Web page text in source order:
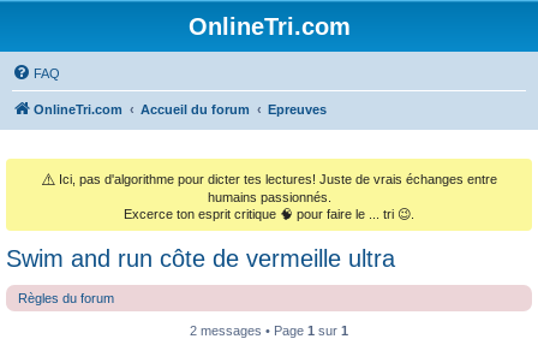
OnlineTri.com
FAQ
OnlineTri.com Accueil du forum Epreuves
⚠️ Ici, pas d'algorithme pour dicter tes lectures! Juste de vrais échanges entre
humains passionnés.
Excerce ton esprit critique 🧠 pour faire le ... tri 😉.
Swim and run côte de vermeille ultra
Règles du forum
2 messages • Page 1 sur 1